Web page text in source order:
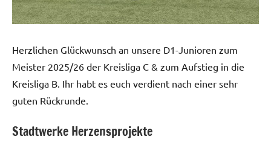
Herzlichen Glückwunsch an unsere D1-Junioren zum
Meister 2025/26 der Kreisliga C & zum Aufstieg in die
Kreisliga B. Ihr habt es euch verdient nach einer sehr
guten Rückrunde.
Stadtwerke Herzensprojekte